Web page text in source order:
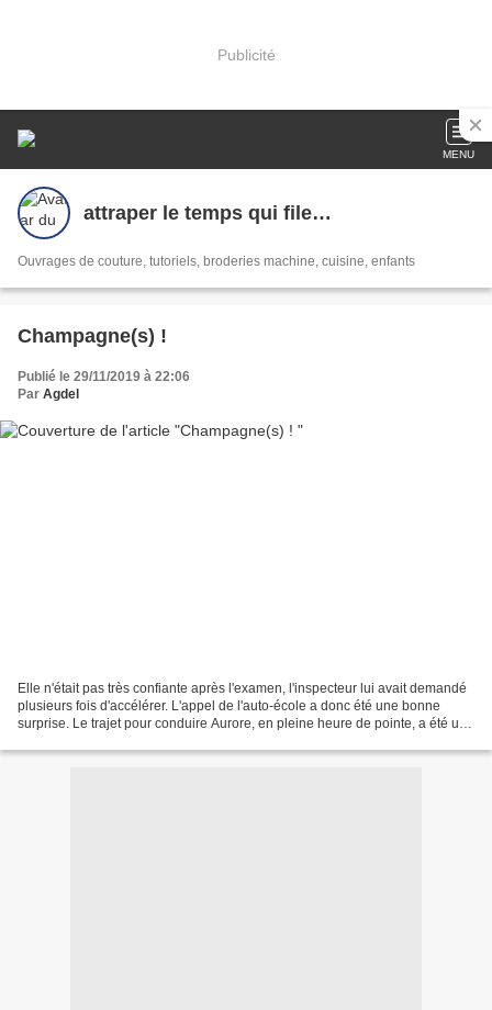
Publicité
MENU
attraper le temps qui file…
Ouvrages de couture, tutoriels, broderies machine, cuisine, enfants
Champagne(s) !
Publié le 29/11/2019 à 22:06
Par Agdel
Elle n'était pas très confiante après l'examen, l'inspecteur lui avait demandé
plusieurs fois d'accélérer. L'appel de l'auto-école a donc été une bonne
surprise. Le trajet pour conduire Aurore, en pleine heure de pointe, a été un